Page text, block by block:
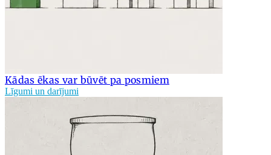
Kādas ēkas var būvēt pa posmiem
Līgumi un darījumi